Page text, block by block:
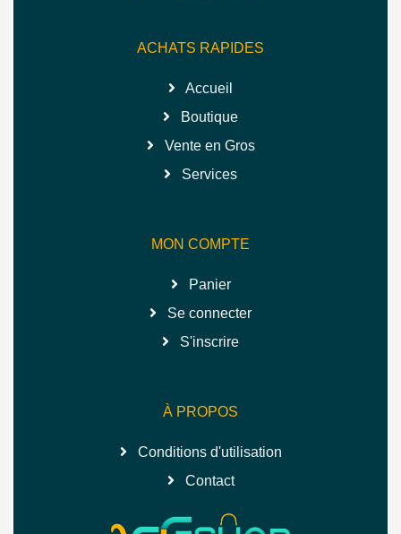
ACHATS RAPIDES
Accueil
Boutique
Vente en Gros
Services
MON COMPTE
Panier
Se connecter
S'inscrire
À PROPOS
Conditions d'utilisation
Contact